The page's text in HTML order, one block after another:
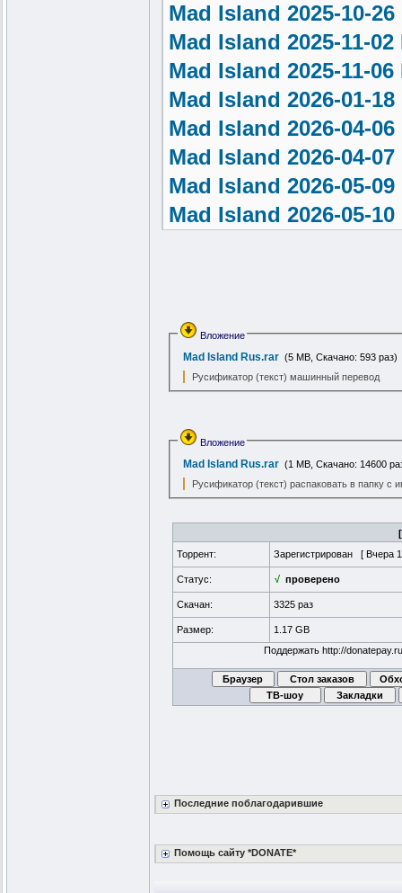
Mad Island 2025-10-26
Mad Island 2025-11-02
Mad Island 2025-11-06
Mad Island 2026-01-
Mad Island 2026-04-06
Mad Island 2026-04-07
Mad Island 2026-05-09
Mad Island 2026-05-10
Mad Island 2026-06-25
Mad Island 2026-06-
Mad Island 2026-06-27
Mad Island 2026-07-30
Mad Island 2026-08-
Вложение
Mad Island Rus.rar (5 MB, Скачано: 593 раз)
Русификатор (текст) машинный перевод
Вложение
Mad Island Rus.rar (1 MB, Скачано: 14600
Русификатор (текст) распаковать в папку с
Торрент:
Зарегистрирован [ Вчера
Статус: √ проверено
Скачан: 3325 раз
Размер:
1.17 GB
Поддержать http://
Последние поблагодарившие
Помощь сайту *DONATE*